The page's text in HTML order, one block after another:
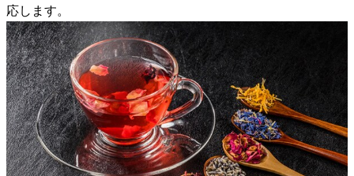
応します。